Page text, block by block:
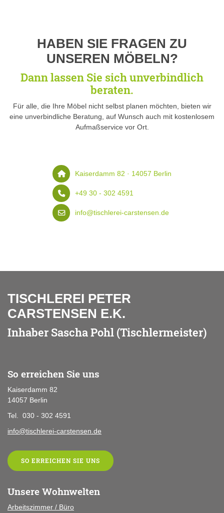
HABEN SIE FRAGEN ZU
UNSEREN MÖBELN?
Dann lassen Sie sich unverbindlich
beraten.
Für alle, die Ihre Möbel nicht selbst planen möchten, bieten wir
eine unverbindliche Beratung, auf Wunsch auch mit kostenlosem
Aufmaßservice vor Ort.
Kaiserdamm 82 · 14057 Berlin
+49 30 - 302 4591
info@tischlerei-carstensen.de
TISCHLEREI PETER
CARSTENSEN E.K.
Inhaber Sascha Pohl (Tischlermeister)
So erreichen Sie uns
Kaiserdamm 82
14057 Berlin
Tel. 030 - 302 4591
info@tischlerei-carstensen.de
SO ERREICHEN SIE UNS
Unsere Wohnwelten
Arbeitszimmer / Büro